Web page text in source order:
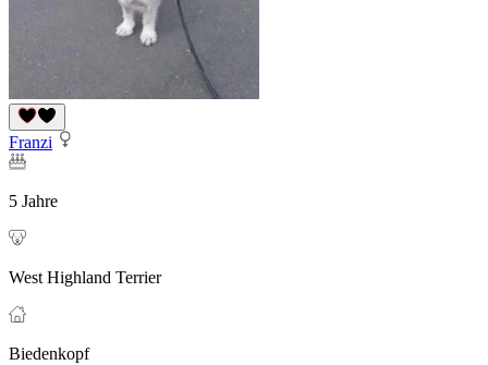
Franzi
5 Jahre
West Highland Terrier
Biedenkopf